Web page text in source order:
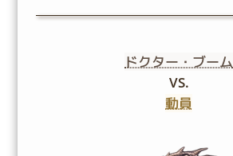
ドクター・ブーム
VS.
動員